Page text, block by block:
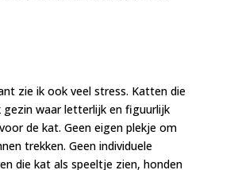
zie ik ook veel stress. Katten die
gezin waar letterlijk en figuurlijk
de kat. Geen eigen plekje om
trekken. Geen individuele
die kat als speeltje zien, honden